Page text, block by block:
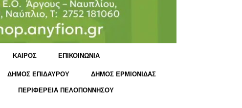
KΑΙΡΟΣ ΕΠΙΚΟΙΝΩΝΙΑ
ΔΗΜΟΣ ΕΠΙΔΑΥΡΟΥ ΔΗΜΟΣ ΕΡΜΙΟΝΙΔΑΣ
ΠΕΡΙΦΕΡΕΙΑ ΠΕΛΟΠΟΝΝΗΣΟΥ